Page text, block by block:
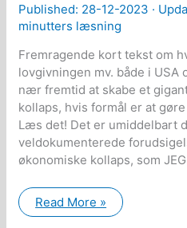
Published: 28-12-2023 ·
minutters læsning
Fremragende kort tekst om
lovgivningen mv. både i USA
nær fremtid at skabe et
kollaps, hvis formål er at
Læs det! Det er umiddelbart
veldokumenterede
økonomiske kollaps, som
Finansekspert:
Banksystemet
Read More »